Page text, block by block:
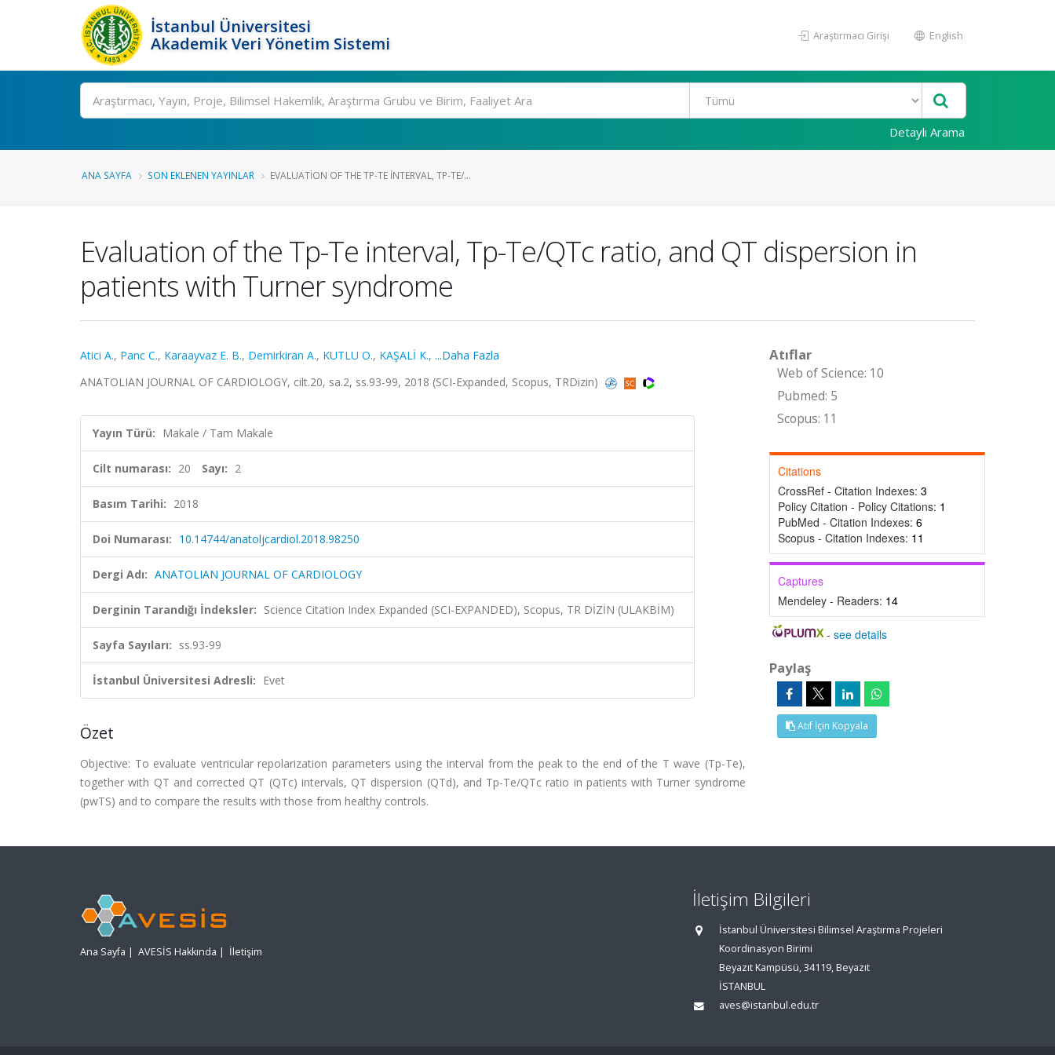
İstanbul Üniversitesi
Akademik Veri Yönetim Sistemi
Araştırmacı Girişi English
Ara
Detaylı Arama
ANA SAYFA SON EKLENEN YAYINLAR EVALUATION OF THE TP-TE INTERVAL, TP-TE/...
Evaluation of the Tp-Te interval, Tp-Te/QTc ratio, and QT dispersion in
patients with Turner syndrome
Atici A., Panc C., Karaayvaz E. B., Demirkiran A., KUTLU O., KAŞALİ K., ...Daha Fazla
ANATOLIAN JOURNAL OF CARDIOLOGY, cilt.20, sa.2, ss.93-99, 2018 (SCI-Expanded, Scopus, TRDizin)
Yayın Türü: Makale / Tam Makale
Cilt numarası: 20 Sayı: 2
Basım Tarihi: 2018
Doi Numarası: 10.14744/anatoljcardiol.2018.98250
Dergi Adı: ANATOLIAN JOURNAL OF CARDIOLOGY
Derginin Tarandığı İndeksler: Science Citation Index Expanded (SCI-EXPANDED), Scopus, TR DİZİN (ULAKBİM)
Sayfa Sayıları: ss.93-99
İstanbul Üniversitesi Adresli: Evet
Özet
Objective: To evaluate ventricular repolarization parameters using the interval from the peak to the end of the T wave (Tp-Te),
together with QT and corrected QT (QTc) intervals, QT dispersion (QTd), and Tp-Te/QTc ratio in patients with Turner syndrome
(pwTS) and to compare the results with those from healthy controls.
Atıflar
Web of Science: 10
Pubmed: 5
Scopus: 11
Citations
CrossRef - Citation Indexes: 3
Policy Citation - Policy Citations: 1
PubMed - Citation Indexes: 6
Scopus - Citation Indexes: 11
Captures
Mendeley - Readers: 14
-see details
Paylaş
Atıf İçin Kopyala
Ana Sayfa | AVESİS Hakkında | İletişim
İletişim Bilgileri
İstanbul Üniversitesi Bilimsel Araştırma Projeleri
Koordinasyon Birimi
Beyazıt Kampüsü, 34119, Beyazıt
İSTANBUL
aves@istanbul.edu.tr